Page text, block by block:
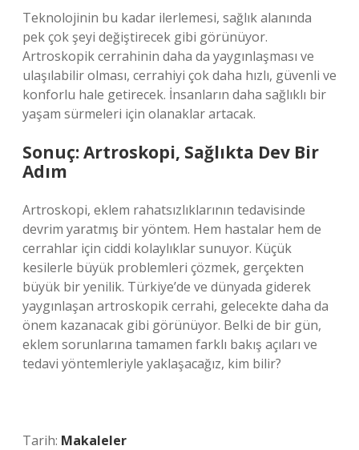
Teknolojinin bu kadar ilerlemesi, sağlık alanında
pek çok şeyi değiştirecek gibi görünüyor.
Artroskopik cerrahinin daha da yaygınlaşması ve
ulaşılabilir olması, cerrahiyi çok daha hızlı, güvenli ve
konforlu hale getirecek. İnsanların daha sağlıklı bir
yaşam sürmeleri için olanaklar artacak.
Sonuç: Artroskopi, Sağlıkta Dev Bir
Adım
Artroskopi, eklem rahatsızlıklarının tedavisinde
devrim yaratmış bir yöntem. Hem hastalar hem de
cerrahlar için ciddi kolaylıklar sunuyor. Küçük
kesilerle büyük problemleri çözmek, gerçekten
büyük bir yenilik. Türkiye’de ve dünyada giderek
yaygınlaşan artroskopik cerrahi, gelecekte daha da
önem kazanacak gibi görünüyor. Belki de bir gün,
eklem sorunlarına tamamen farklı bakış açıları ve
tedavi yöntemleriyle yaklaşacağız, kim bilir?
Tarih: Makaleler